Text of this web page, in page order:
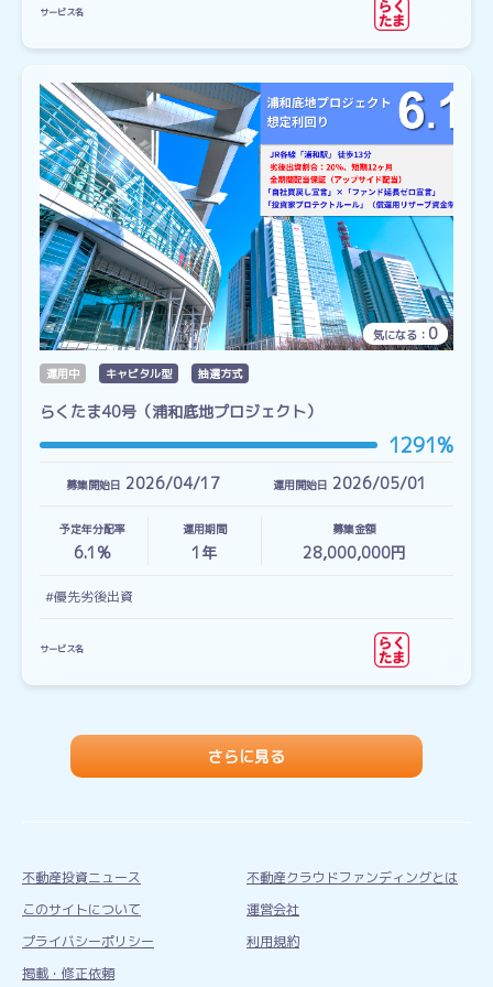
サービス名
気になる： 0
運用中 キャピタル型 抽選方式
らくたま40号（浦和底地プロジェクト）
1291%
募集開始日 2026/04/17 運用開始日 2026/05/01
予定年分配率
6.1%
運用期間
1 年
募集金額
28,000,000円
#優先劣後出資
サービス名
さらに見る
不動産投資ニュース
不動産クラウドファンディングとは
このサイトについて
運営会社
プライバシーポリシー
利用規約
掲載・修正依頼